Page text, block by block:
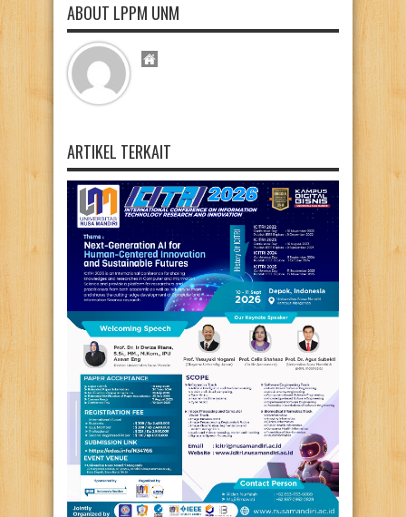
ABOUT LPPM UNM
ARTIKEL TERKAIT